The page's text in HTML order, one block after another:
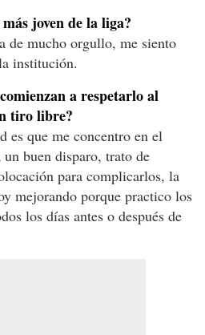
joven de la liga?
de mucho orgullo, me siento
institución.
a respetarlo al
tiro libre?
es que me concentro en el
buen disparo, trato de
para complicarlos, la
mejorando porque practico los
los días antes o después de